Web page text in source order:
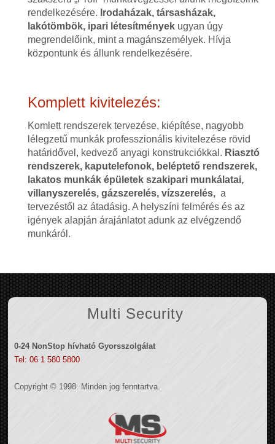
rendelkezésére. Irodaházak, társasházak,
lakótömbök, ipari létesítményekugyan úgy
megrendelőink, mint a magánszemélyek. Hívja
központunk és állunk rendelkezésére.
Komplett kivitelezés:
Komlett rendszerek tervezése, kiépítése, nagyobb
lélegzetű munkák professzionális kivitelezése rövid
határidővel, kedvező anyagi konstrukciókkal. Riasztó
rendszerek, kaputelefonok, beléptető rendszerek,
lakatos munkák épületek szakipari munkálatai,
villanyszerelés, gázszerelés, vízszerelés,a
tervezéstől az átadásig. A helyszíni felmérés és az
igények alapján árajánlatot adunk az elvégzendő
munkáról.
Multi Security
0-24 NonStop hívható Gyorsszolgálat
Tel: 06 1 580 5800
Copyright © 1998. Minden jog fenntartva.